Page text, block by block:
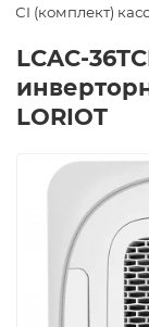
(комплект)
LCAC-
LORIOT